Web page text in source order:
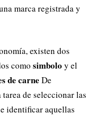
marca registrada y
existen dos
como simbolo y el
de carne De
de seleccionar las
identificar aquellas